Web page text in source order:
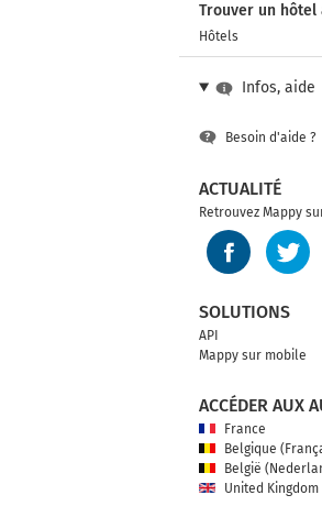
Trouver un hôtel
Hôtels
Infos, aide
Besoin d'aide ?
ACTUALITÉ
Retrouvez Mappy
SOLUTIONS
API
Mappy sur mobile
ACCÉDER AUX
France
Belgique
België
United Kingdom